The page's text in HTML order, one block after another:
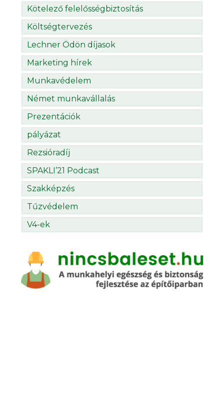
Kötelező felelősségbiztosítás
Költségtervezés
Lechner Ödön díjasok
Marketing hírek
Munkavédelem
Német munkavállalás
Prezentációk
pályázat
Rezsióradíj
SPAKLI’21 Podcast
Szakképzés
Tűzvédelem
V4-ek